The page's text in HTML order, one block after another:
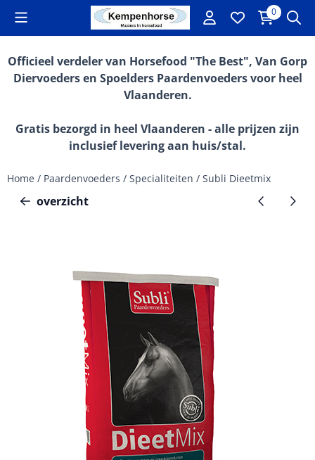
Cookievoorkeuren zijn momenteel gesloten. 0
Officieel verdeler van Horsefood "The Best", Van Gorp
Diervoeders en Spoelders Paardenvoeders voor heel
Vlaanderen.
Gratis bezorgd in heel Vlaanderen - alle prijzen zijn
inclusief levering aan huis/stal.
Home / Paardenvoeders / Specialiteiten / Subli Dieetmix
overzicht